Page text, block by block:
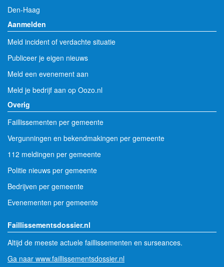
Den-Haag
Aanmelden
Meld incident of verdachte situatie
Publiceer je eigen nieuws
Meld een evenement aan
Meld je bedrijf aan op Oozo.nl
Overig
Faillissementen per gemeente
Vergunningen en bekendmakingen per gemeente
112 meldingen per gemeente
Politie nieuws per gemeente
Bedrijven per gemeente
Evenementen per gemeente
Faillissementsdossier.nl
Altijd de meeste actuele faillissementen en surseances.
Ga naar www.faillissementsdossier.nl